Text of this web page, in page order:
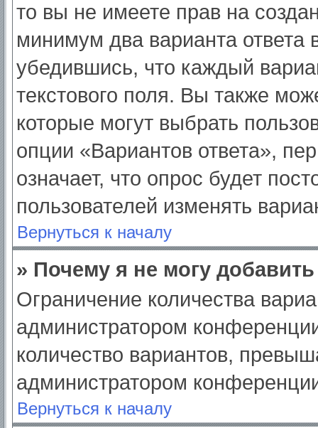
то вы не имеете прав на
минимум два варианта ответа
убедившись, что каждый
текстового поля. Вы также
которые могут выбрать
опции «Вариантов ответа»,
означает, что опрос будет
пользователей изменять
Вернуться к началу
» Почему я не могу
Ограничение количества
администратором
количество вариантов,
администратором
Вернуться к началу